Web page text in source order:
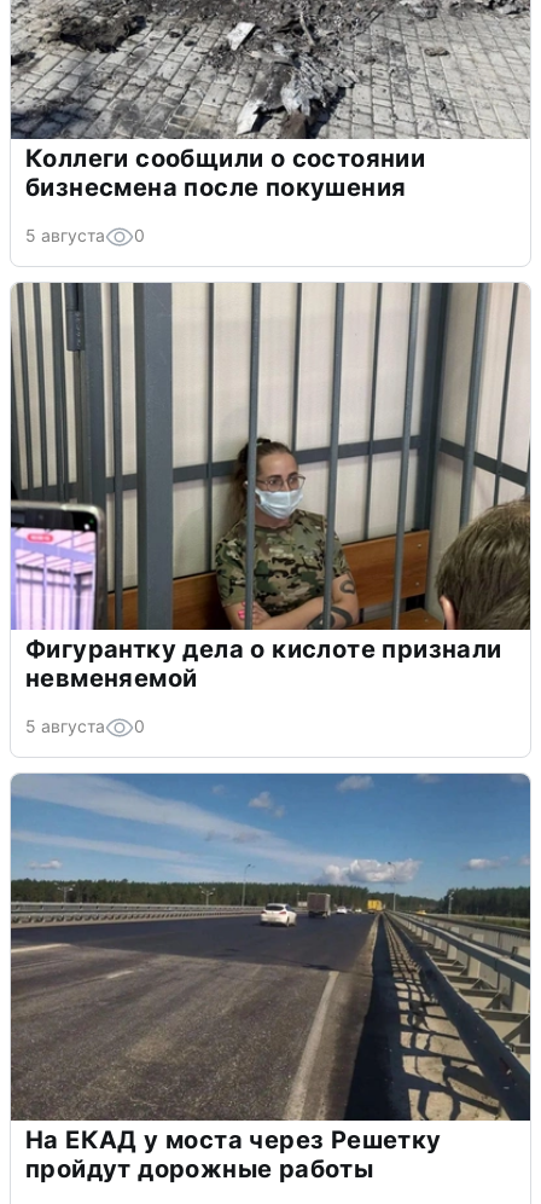
Коллеги сообщили о состоянии
бизнесмена после покушения
5 августа 0
Фигурантку дела о кислоте признали
невменяемой
5 августа 0
На ЕКАД у моста через Решетку
пройдут дорожные работы